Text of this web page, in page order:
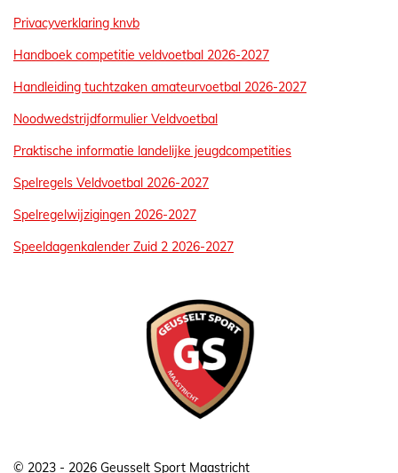
Privacyverklaring knvb
Handboek competitie veldvoetbal 2026-2027
Handleiding tuchtzaken amateurvoetbal 2026-2027
Noodwedstrijdformulier Veldvoetbal
Praktische informatie landelijke jeugdcompetities
Spelregels Veldvoetbal 2026-2027
Spelregelwijzigingen 2026-2027
Speeldagenkalender Zuid 2 2026-2027
© 2023 - 2026 Geusselt Sport Maastricht